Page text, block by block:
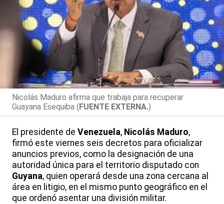
Nicolás Maduro afirma que trabaja para recuperar
Guayana Esequiba (FUENTE EXTERNA.)
El presidente de Venezuela, Nicolás Maduro,
firmó este viernes seis decretos para oficializar
anuncios previos, como la designación de una
autoridad única para el territorio disputado con
Guyana, quien operará desde una zona cercana al
área en litigio, en el mismo punto geográfico en el
que ordenó asentar una división militar.